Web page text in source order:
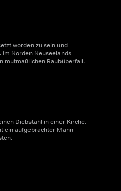
worden zu sein und
Norden Neuseelands
mutmaßlichen Raubüberfall.
Diebstahl in einer Kirche.
ein aufgebrachter Mann